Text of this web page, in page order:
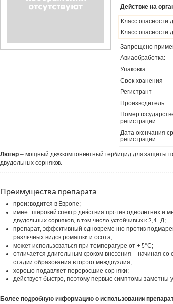
Действие на
Класс опасности
Класс опасности
Запрещено
Авиаобработка:
Упаковка
Срок хранения
Регистрант
Производитель
Номер
регистрации
Дата окончания
регистрации
Люгер – мощный двухкомпонентный гербицид для защиты
двудольных сорняков.
Преимущества препарата
производится в Европе;
имеет широкий спектр действия против однолетних и
двудольных сорняков, в том числе устойчивых к 2,4–Д;
препарат, эффективный одновременно против
различных видов ромашки и осота;
может использоваться при температуре от + 5°С;
отличается длительным сроком внесения – начиная со
стадии образования второго междоузлия;
хорошо подавляет переросшие сорняки;
действует быстро, поэтому первые симптомы заметны
Более подробную информацию о использовании